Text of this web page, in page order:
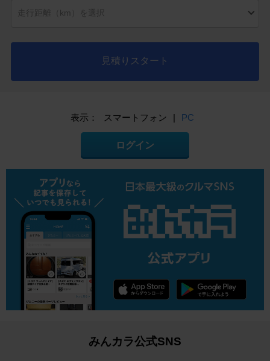
見積りスタート
表示： スマートフォン | PC
ログイン
みんカラ公式SNS